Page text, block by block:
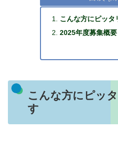
こんな方にピッタ
2025年度募集概要
こんな方にピッ
す